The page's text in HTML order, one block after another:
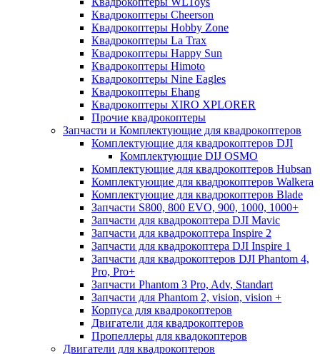
Квадрокоптеры Cheerson
Квадрокоптеры Hobby Zone
Квадрокоптеры La Trax
Квадрокоптеры Happy Sun
Квадрокоптеры Himoto
Квадрокоптеры Nine Eagles
Квадрокоптеры Ehang
Квадрокоптеры XIRO XPLORER
Прочие квадрокоптеры
Запчасти и Комплектующие для квадрокоптеров
Комплектующие для квадрокоптеров DJI
Комплектующие DIJ OSMO
Комплектующие для квадрокоптеров Hubsan
Комплектующие для квадрокоптеров Walkera
Комплектующие для квадрокоптеров Blade
Запчасти S800, 800 EVO, 900, 1000, 1000+
Запчасти для квадрокоптера DJI Mavic
Запчасти для квадрокоптера Inspire 2
Запчасти для квадрокоптера DJI Inspire 1
Запчасти для квадрокоптеров DJI Phantom 4,
Pro, Pro+
Запчасти Phantom 3 Pro, Adv, Standart
Запчасти для Phantom 2, vision, vision +
Корпуса для квадрокоптеров
Двигатели для квадрокоптеров
Пропеллеры для квадокоптеров
Двигатели для квадрокоптеров